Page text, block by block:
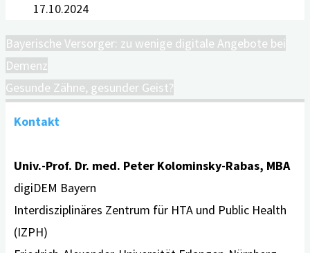
17.10.2024
Bayerische Versorger: zu wenige digitale Angebote bei
Demenz
Gesunde Zähne, gesunder Geist?
Kontakt
Univ.-Prof. Dr. med. Peter Kolominsky-Rabas, MBA
digiDEM Bayern
Interdisziplinäres Zentrum für HTA und Public Health
(IZPH)